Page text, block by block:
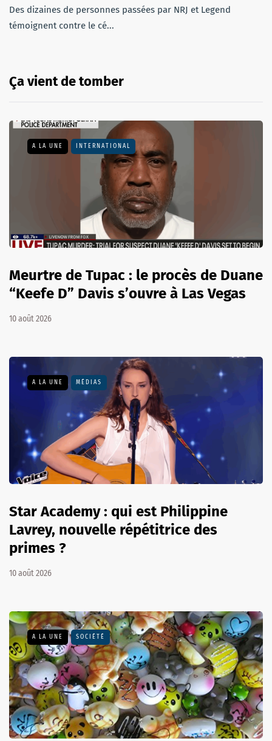
Des dizaines de personnes passées par NRJ et Legend
témoignent contre le cé...
Ça vient de tomber
A LA UNE INTERNATIONAL
Meurtre de Tupac : le procès de Duane
“Keefe D” Davis s’ouvre à Las Vegas
10 août 2026
A LA UNE MÉDIAS
Star Academy : qui est Philippine
Lavrey, nouvelle répétitrice des
primes ?
10 août 2026
A LA UNE SOCIÉTÉ